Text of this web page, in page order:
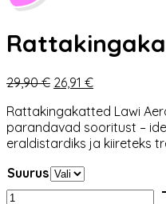
29,90€ Algne
oli:
29,90 €.
26,91 €Praegune
on:
26,91 €.
Rattakingakatted Lawi
parandavad sooritust –
eraldistardiks ja kiireteks
Suurus
Rattakingakatted